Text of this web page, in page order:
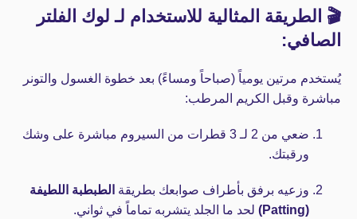
🎬 الطريقة المثالية للاستخدام لـ لوك الفلتر
الصافي:
يُستخدم مرتين يومياً (صباحاً ومساءً) بعد خطوة الغسول والتونر
مباشرة وقبل الكريم المرطب:
ضعي من 2 لـ 3 قطرات من السيروم مباشرة على وشك
ورقبتك.
وزعيه برفق بأطراف صوابعك بطريقة الطبطبة اللطيفة
(Patting)
لحد ما الجلد يتشربه تماماً في ثواني.